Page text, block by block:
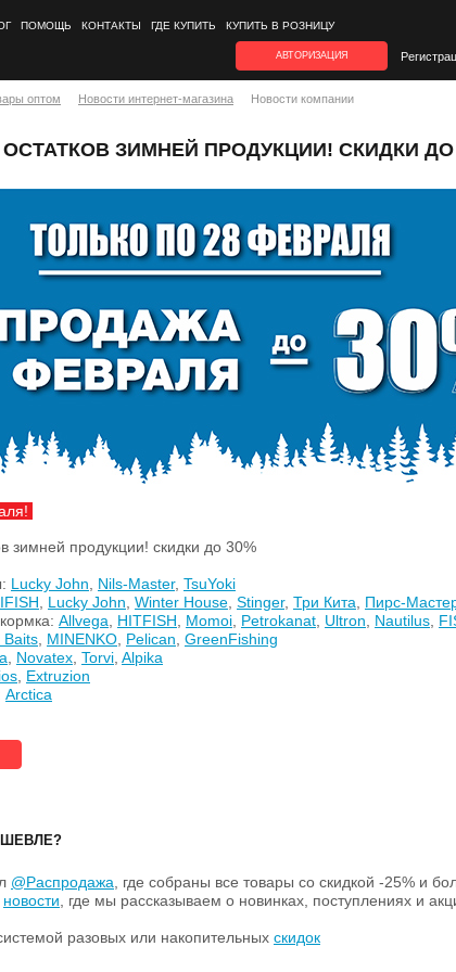
ПОМОЩЬ КОНТАКТЫ ГДЕ КУПИТЬ КУПИТЬ В РОЗНИЦУ
АВТОРИЗАЦИЯ
оптом Новости интернет-магазина Новости компании
ЗИМНЕЙ ПРОДУКЦИИ! СКИДКИ ДО
зимней продукции! скидки до 30%
Lucky John Nils-Master, TsuYoki
IFISH Lucky John Winter House Stinger, Три Кита
Пирс-
Allvega HITFISH Momoi Petrokanat Ultron Nautilus
Baits MINENKO Pelican GreenFishing
Novatex Torvi Alpika
Extruzion
Arctica
@Распродажа , где собраны все товары со скидкой -25% и
новости , где мы рассказываем о новинках, поступлениях и
разовых или накопительных скидок